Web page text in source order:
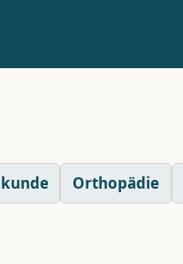
Orthopädie